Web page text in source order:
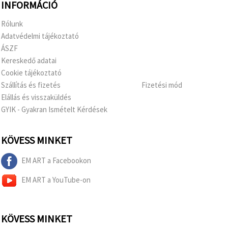
INFORMÁCIÓ
Rólunk
Adatvédelmi tájékoztató
ÁSZF
Kereskedő adatai
Cookie tájékoztató
Szállítás és fizetés
Elállás és visszaküldés
GYIK - Gyakran Ismételt Kérdések
Fizetési mód
KÖVESS MINKET
EM ART a Facebookon
EM ART a YouTube-on
KÖVESS MINKET